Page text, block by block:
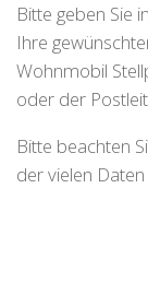
Bitte geben Sie
Ihre
Wohnmobil
oder der
Bitte beachten
der vielen